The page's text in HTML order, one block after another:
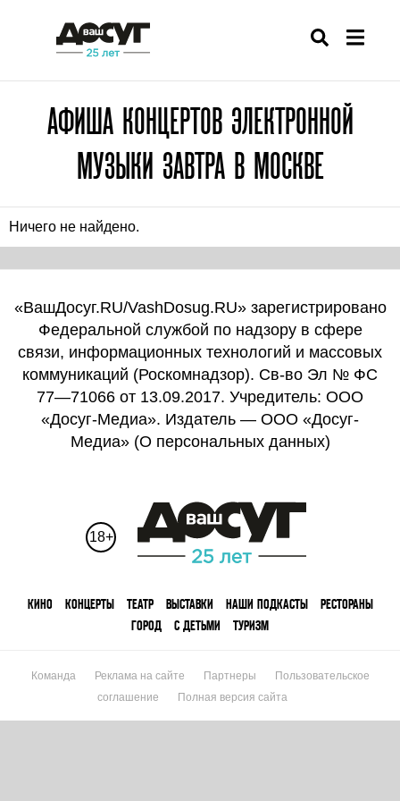
АФИША КОНЦЕРТОВ ЭЛЕКТРОННОЙ
МУЗЫКИ ЗАВТРА В МОСКВЕ
Ничего не найдено.
«ВашДосуг.RU/VashDosug.RU» зарегистрировано
Федеральной службой по надзору в сфере
связи, информационных технологий и массовых
коммуникаций (Роскомнадзор). Св-во Эл № ФС
77—71066 от 13.09.2017. Учредитель: ООО
«Досуг-Медиа». Издатель — ООО «Досуг-
Медиа» (О персональных данных)
18+
КИНО КОНЦЕРТЫ ТЕАТР ВЫСТАВКИ НАШИ ПОДКАСТЫ
РЕСТОРАНЫ
ГОРОД
С ДЕТЬМИ ТУРИЗМ
Команда Реклама на сайте Партнеры
Пользовательское
соглашение
Полная версия сайта